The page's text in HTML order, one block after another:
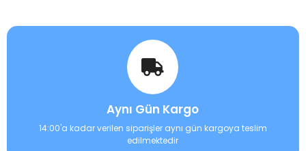
Aynı Gün Kargo
14:00'a kadar verilen siparişler aynı gün kargoya teslim
edilmektedir